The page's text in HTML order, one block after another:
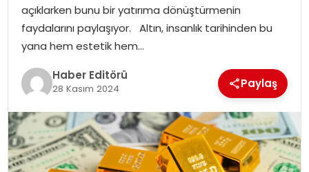
YAŞAM
açıklarken bunu bir yatırıma dönüştürmenin
faydalarını paylaşıyor. Altın, insanlık tarihinden bu
yana hem estetik hem…
Haber Editörü
28 Kasım 2024 Paylaş